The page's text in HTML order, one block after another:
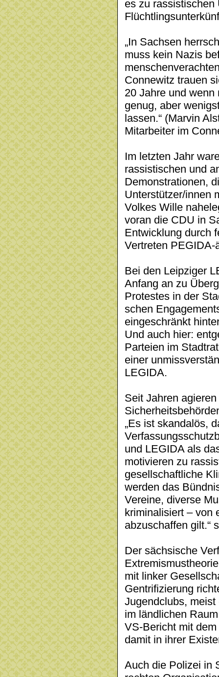
es zu rassistischen
„In Sachsen
muss kein Nazis
Connewitz trauen
20 Jahre und
genug, aber
lassen.“ (Marvin
Mitarbeiter im
Im letzten Jahr
rassistischen und
Demonstrationen,
Unterstützer/innen
Volkes Wille
voran die CDU in
Entwicklung durch
Vertreten
Bei den Leipziger
Anfang an zu
Protestes in der
schen
eingeschränkt
Und auch hier:
Parteien im
einer
LEGIDA.
Seit Jahren
„Es ist skandalös,
und LEGIDA als
motivieren zu
gesellschaftliche
werden das
Vereine, diverse
kriminalisiert – von
abzuschaffen gilt.“
Der sächsische
mit linker
Gentrifizierung
Jugendclubs,
im ländlichen
VS-Bericht mit
damit in ihrer
Auch die Polizei in